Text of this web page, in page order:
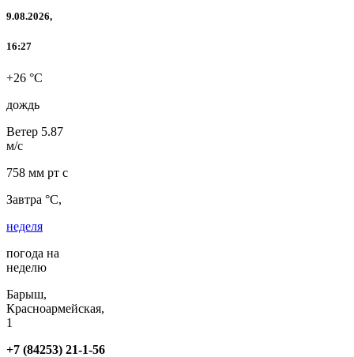
9.08.2026,
16:27
+26 °C
дождь
Ветер 5.87
м/с
758 мм рт с
Завтра °C,
неделя
погода на
неделю
Барыш,
Красноармейская,
1
+7 (84253) 21-1-56